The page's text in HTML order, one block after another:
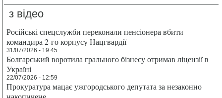
з відео
Російські спецслужби переконали пенсіонера вбити
командира 2-го корпусу Нацгвардії
31/07/2026 - 19:45
Болгарський воротила грального бізнесу отримав ліцензії в
Україні
22/07/2026 - 12:59
Прокуратура мацає ужгородського депутата за незаконно